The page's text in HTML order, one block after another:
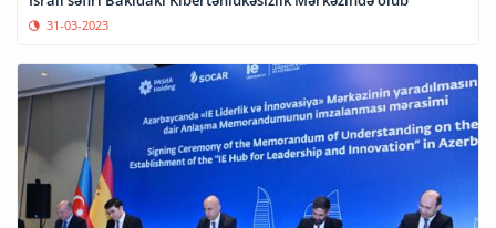
31-03-2023